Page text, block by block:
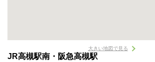
大きい地図で見る
JR高槻駅南・阪急高槻駅